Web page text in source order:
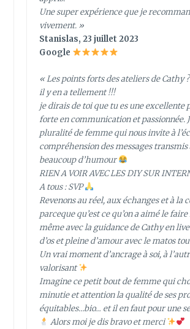
Une super expérience que je
vivement. »
Stanislas, 23 juillet 2023
Google
« Les points forts des ateliers de Cathy ?
il y en a tellement !!!
je dirais de toi que tu es une excellente
forte en communication et passionnée.
pluralité de femme qui nous invite à
compréhension des messages transmis
beaucoup d’humour
RIEN A VOIR AVEC LES DIY SUR
A tous : SVP
Revenons au réel, aux échanges et à la
parceque qu’est ce qu’on a aimé le
même avec la guidance de Cathy en
d’os et pleine d’amour avec le matos
Un vrai moment d’ancrage à soi, à
valorisant
Imagine ce petit bout de femme qui
minutie et attention la qualité de ses
équitables…bio… et il en faut pour une
Alors moi je dis bravo et merci